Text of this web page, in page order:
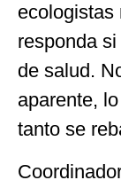
ecologistas
responda
de salud.
aparente,
tanto se